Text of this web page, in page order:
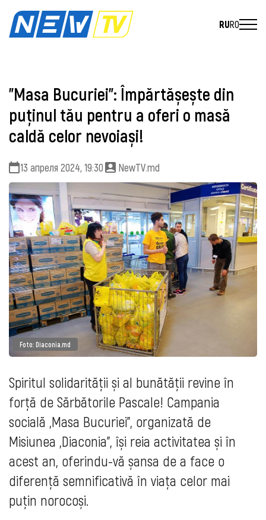
RURO
”Masa Bucuriei”: Împărtășește din
puținul tău pentru a oferi o masă
caldă celor nevoiași!
13 апреля 2024, 19:30 NewTV.md
Foto: Diaconia.md
Spiritul solidarității și al bunătății revine în
forță de Sărbătorile Pascale! Campania
socială „Masa Bucuriei”, organizată de
Misiunea „Diaconia”, își reia activitatea și în
acest an, oferindu-vă șansa de a face o
diferență semnificativă în viața celor mai
puțin norocoși.